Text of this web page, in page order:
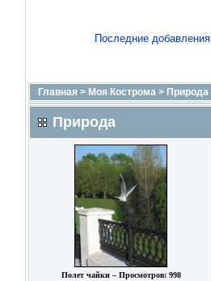
Последние добавления
Главная > Моя Кострома> Природа
Природа
Полет чайки – Просмотров: 998